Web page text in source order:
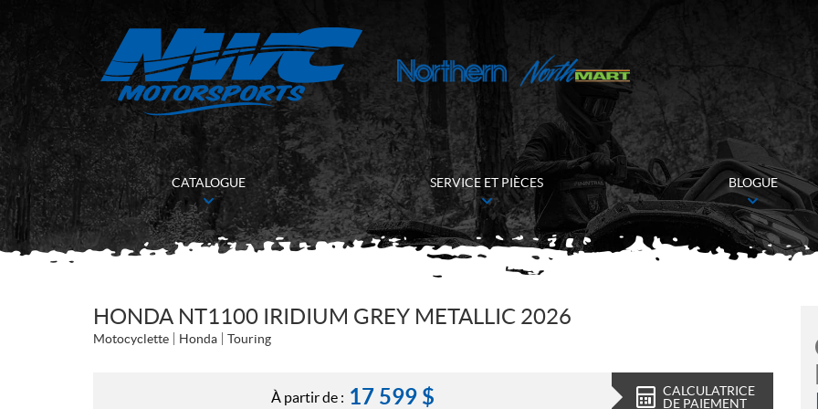
CATALOGUE SERVICE ET PIÈCES BLOGUE
HONDA NT1100 IRIDIUM GREY METALLIC 2026
Motocyclette Honda Touring
À partir de : 17 599 $
CALCULATRICE
DE PAIEMENT